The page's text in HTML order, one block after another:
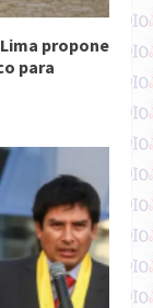
propone
para